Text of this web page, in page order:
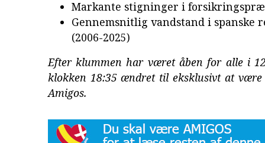
Markante stigninger i
Gennemsnitlig vandstand i spanske
(2006-2025)
Efter klummen har været åben for alle i
klokken 18:35 ændret til eksklusivt at
Amigos.